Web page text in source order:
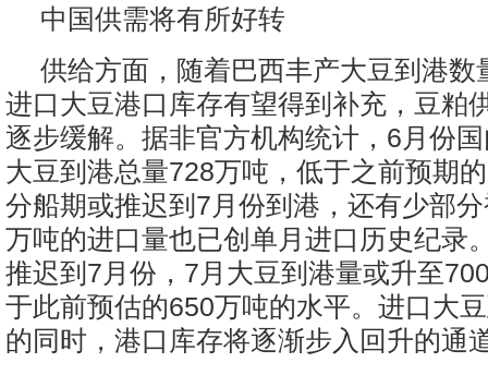
中国供需将有所好转
供给方面，随着巴西丰产大豆到港数
进口大豆港口库存有望得到补充，豆粕
逐步缓解。据非官方机构统计，6月份
大豆到港总量728万吨，低于之前预期
分船期或推迟到7月份到港，还有少部
万吨的进口量也已创单月进口历史纪录
推迟到7月份，7月大豆到港量或升至
于此前预估的650万吨的水平。进口大
的同时，港口库存将逐渐步入回升的通